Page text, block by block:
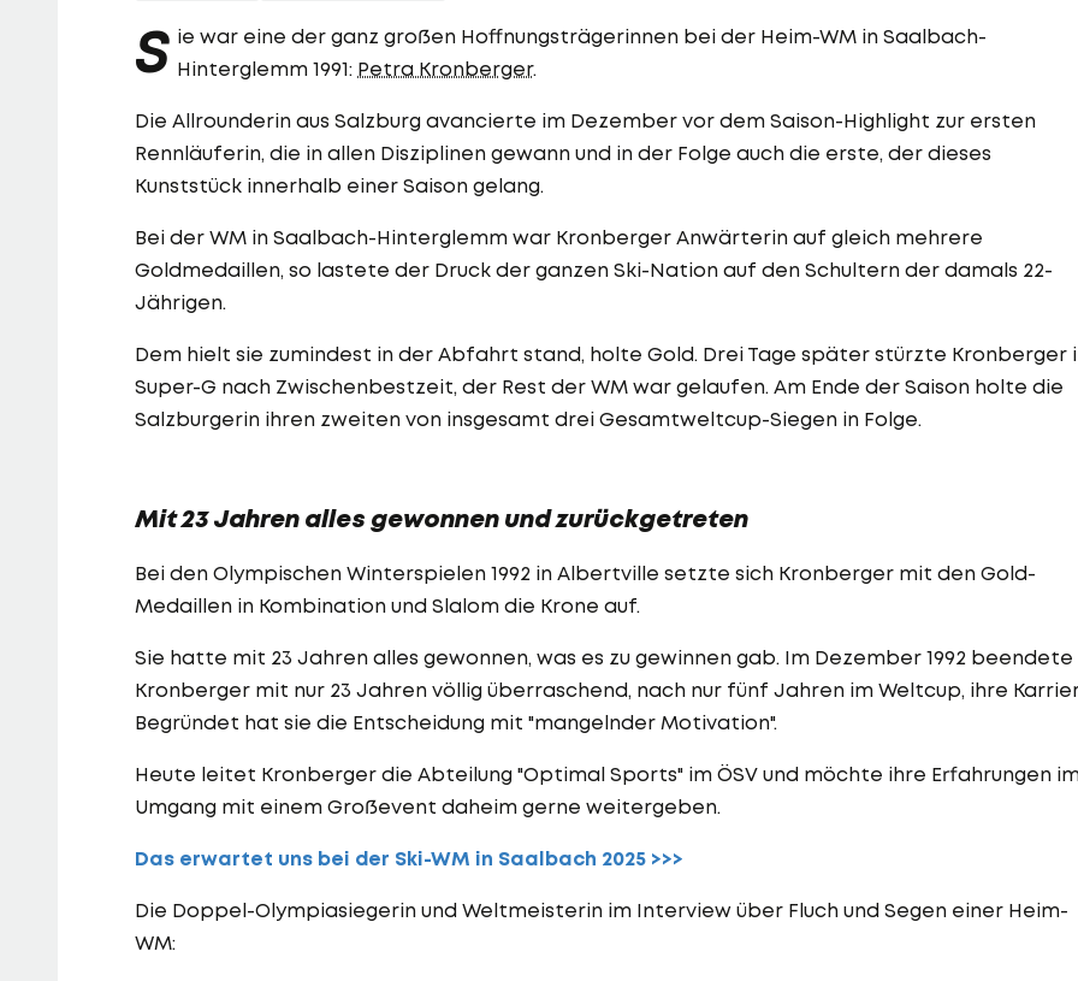
S ie war eine der ganz großen Hoffnungsträgerinnen bei der Heim-WM in Saalbach-
Hinterglemm 1991: Petra Kronberger.
Die Allrounderin aus Salzburg avancierte im Dezember vor dem Saison-Highlight zur ersten
Rennläuferin, die in allen Disziplinen gewann und in der Folge auch die erste, der dieses
Kunststück innerhalb einer Saison gelang.
Bei der WM in Saalbach-Hinterglemm war Kronberger Anwärterin auf gleich mehrere
Goldmedaillen, so lastete der Druck der ganzen Ski-Nation auf den Schultern der damals 22-
Jährigen.
Dem hielt sie zumindest in der Abfahrt stand, holte Gold. Drei Tage später stürzte Kronberger
Super-G nach Zwischenbestzeit, der Rest der WM war gelaufen. Am Ende der Saison holte die
Salzburgerin ihren zweiten von insgesamt drei Gesamtweltcup-Siegen in Folge.
Mit 23 Jahren alles gewonnen und zurückgetreten
Bei den Olympischen Winterspielen 1992 in Albertville setzte sich Kronberger mit den Gold-
Medaillen in Kombination und Slalom die Krone auf.
Sie hatte mit 23 Jahren alles gewonnen, was es zu gewinnen gab. Im Dezember 1992 beendete
Kronberger mit nur 23 Jahren völlig überraschend, nach nur fünf Jahren im Weltcup, ihre
Begründet hat sie die Entscheidung mit "mangelnder Motivation".
Heute leitet Kronberger die Abteilung "Optimal Sports" im ÖSV und möchte ihre Erfahrungen
Umgang mit einem Großevent daheim gerne weitergeben.
Das erwartet uns bei der Ski-WM in Saalbach 2025 >>>
Die Doppel-Olympiasiegerin und Weltmeisterin im Interview über Fluch und Segen einer Heim-
WM: